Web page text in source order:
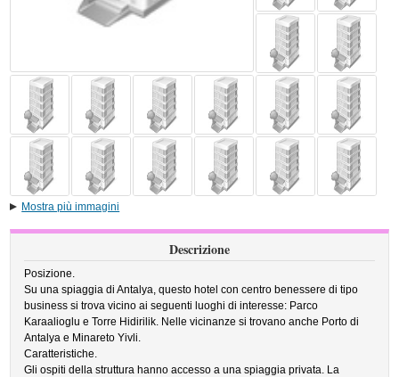
Mostra più immagini
Descrizione
Posizione.
Su una spiaggia di Antalya, questo hotel con centro benessere di tipo
business si trova vicino ai seguenti luoghi di interesse: Parco
Karaalioglu e Torre Hidirilik. Nelle vicinanze si trovano anche Porto di
Antalya e Minareto Yivli.
Caratteristiche.
Gli ospiti della struttura hanno accesso a una spiaggia privata. La